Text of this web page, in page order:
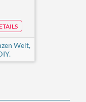
Welt,